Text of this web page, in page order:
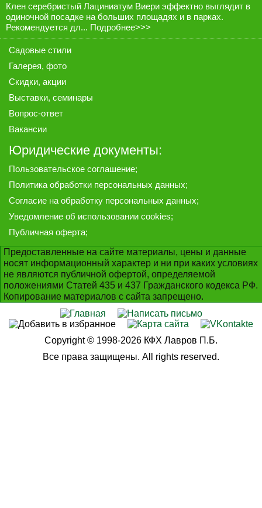
Клен серебристый Лациниатум Виери эффектно выглядит в
одиночной посадке на больших площадях и в парках.
Рекомендуется дл... Подробнее>>>
Садовые стили
Галерея, фото
Скидки, акции
Выставки, семинары
Вопрос-ответ
Вакансии
Юридические документы:
Пользовательское соглашение;
Политика обработки персональных данных;
Согласие на обработку персональных данных;
Уведомление об использовании cookies;
Публичная оферта;
Предоставленные на сайте материалы, цены и данные
носят информационный характер и ни при каких условиях
не являются публичной офертой, определяемой
положениями Статей 435 и 437 Гражданского кодекса РФ.
Копирование материалов с сайта запрещено.
Copyright © 1998-2026 КФХ Лавров П.Б.
Все права защищены. All rights reserved.